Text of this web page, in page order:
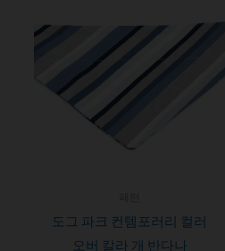
도그 파크 컨템포러리 컬러
오버 칼라 개 반다나
범
위:
$ 8.56~$ 11.42